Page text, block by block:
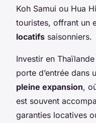
Koh Samui ou Hua
touristes, offrant un
locatifs saisonniers.
Investir en
porte d’entrée dans
pleine expansion,
est souvent
garanties locatives